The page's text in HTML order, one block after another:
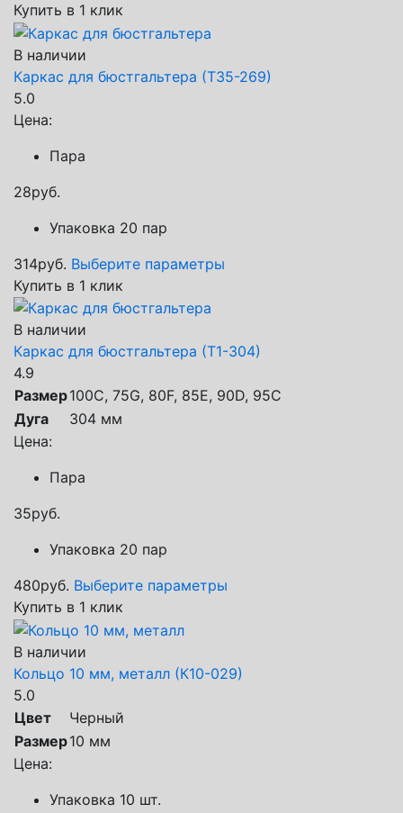
Купить в 1 клик
В наличии
Каркас для бюстгальтера (Т35-269)
5.0
Цена:
Пара
28руб.
Упаковка 20 пар
314руб. Выберите параметры
Купить в 1 клик
В наличии
Каркас для бюстгальтера (Т1-304)
4.9
Размер100C, 75G, 80F, 85E, 90D, 95C
Дуга
304 мм
Цена:
Пара
35руб.
Упаковка 20 пар
480руб. Выберите параметры
Купить в 1 клик
В наличии
Кольцо 10 мм, металл (К10-029)
5.0
Цвет
Черный
Размер10 мм
Цена:
Упаковка 10 шт.